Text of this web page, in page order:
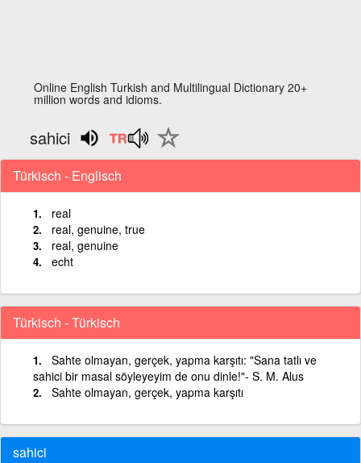
Online English Turkish and Multilingual Dictionary 20+
million words and idioms.
sahici
Türkisch - Englisch
real
real, genuine, true
real, genuine
echt
Türkisch - Türkisch
Sahte olmayan, gerçek, yapma karşıtı: "Sana tatlı ve
sahici bir masal söyleyeyim de onu dinle!"- S. M. Alus
Sahte olmayan, gerçek, yapma karşıtı
sahici